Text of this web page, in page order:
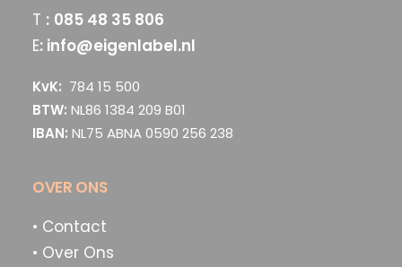
T : 085 48 35 806
E: info@eigenlabel.nl
KvK: 784 15 500
BTW: NL86 1384 209 B01
IBAN: NL75 ABNA 0590 256 238
OVER ONS
• Contact
• Over Ons